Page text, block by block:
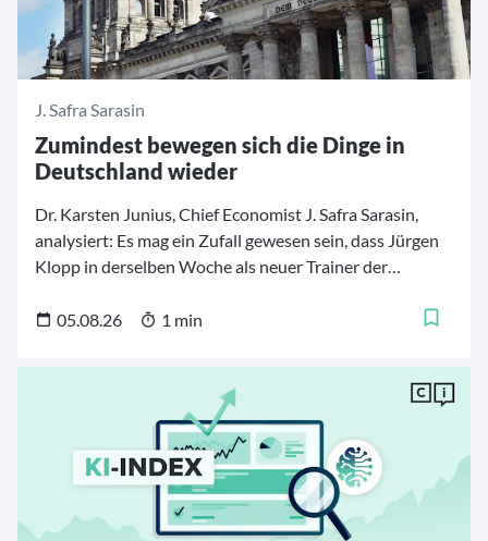
J. Safra Sarasin
Zumindest bewegen sich die Dinge in
Deutschland wieder
Dr. Karsten Junius, Chief Economist J. Safra Sarasin,
analysiert: Es mag ein Zufall gewesen sein, dass Jürgen
Klopp in derselben Woche als neuer Trainer der
wurde, in der Bundeskanzler Friedrich Merz begann,
05.08.26 1 min